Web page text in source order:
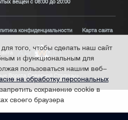
вещей с 08:00 до 20:00
конфиденциальности Карта сайта
Ворота Северной Столицы»
того, чтобы сделать наш сайт
и функциональным для
пользоваться нашим веб-
на обработку персональных
сохранение cookie в
своего браузера